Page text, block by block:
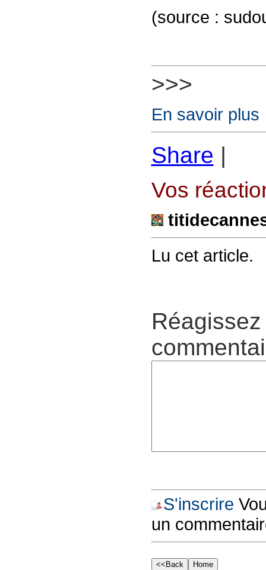
(source :
>>>
En savoir plus
Share |
Vos
Lu cet article.
S'inscrire
un